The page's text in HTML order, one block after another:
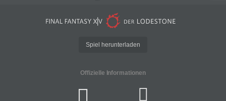
Spiel herunterladen
Offizielle Informationen